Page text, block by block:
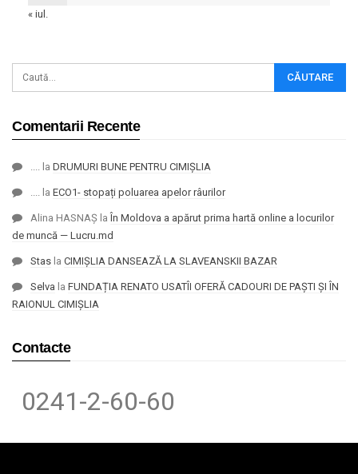
« iul.
Comentarii Recente
la DRUMURI BUNE PENTRU CIMIȘLIA
la ECO1- stopați poluarea apelor râurilor
Alina HASNAȘ laÎn Moldova a apărut prima hartă online a locurilor
de muncă — Lucru.md
Stas la CIMIȘLIA DANSEAZĂ LA SLAVEANSKII BAZAR
Selva la FUNDAȚIA RENATO USATÎI OFERĂ CADOURI DE PAȘTI ȘI ÎN
RAIONUL CIMIȘLIA
Contacte
0241-2-60-60